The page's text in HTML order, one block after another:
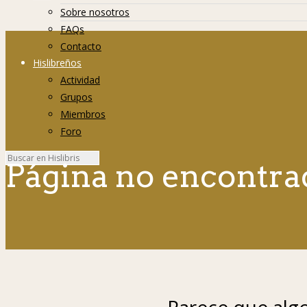
Sobre nosotros
FAQs
Contacto
Hislibreños
Actividad
Grupos
Miembros
Foro
Página no